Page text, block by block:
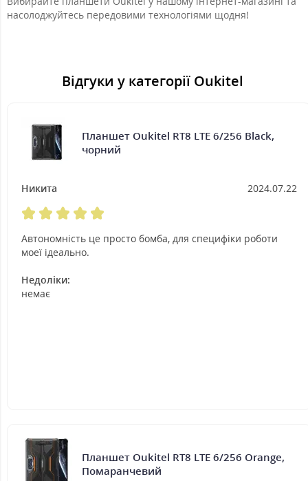
насолоджуйтесь передовими технологіями щодня!
Відгуки у категорії Oukitel
Планшет Oukitel RT8 LTE 6/256 Black,
чорний
Никита 2024.07.22
Автономність це просто бомба, для специфіки роботи
моеї ідеально.
Недоліки:
немає
Планшет Oukitel RT8 LTE 6/256 Orange,
Помаранчевий